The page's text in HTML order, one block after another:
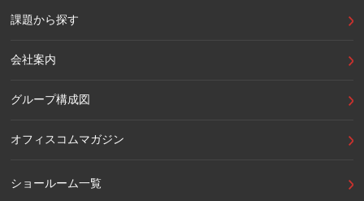
課題から探す
会社案内
グループ構成図
オフィスコムマガジン
ショールーム一覧